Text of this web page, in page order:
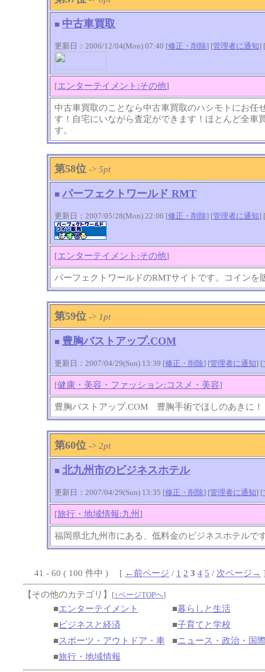
■ 中古車買取
更新日：2006/12/04(Mon) 07:40 [修正・削除] [管理者に通知]
[エンターテイメント:その他]
中古車買取のことなら中古車買取のハシモトにお任
す！自宅にいながら査定ができます！ほとんど全車
す。
第58位 ->5pt
■ パーフェクトワールド RMT
更新日：2007/05/28(Mon) 22:06 [修正・削除] [管理者に通知]
[エンターテイメント:その他]
パーフェクトワールドのRMTサイトです。コインを
第59位 -> 1pt
■ 豊胸バストアップ.COM
更新日：2007/04/29(Sun) 13:39 [修正・削除] [管理者に通知] [
[健康・美容・ファッション:コスメ・美容]
豊胸バストアップ.COM 豊胸手術でほしのあきに！
第60位 ->2pt
■ 北九州市のビジネスホテル
更新日：2007/04/29(Sun) 13:35 [修正・削除] [管理者に通知] [
[旅行・地域情報:九州]
福岡県北九州市にある、低料金のビジネスホテルで
41 - 60 ( 100 件中 ) [ ←前ページ / 1 2 3 4 5 / 次ページ→
【その他のカテゴリ】 [↑ページTOPへ]
■エンターテイメント ■暮らしと生活
■ ビジネスと経済 ■子育てと学校
■スポーツ・アウトドア・車 ■ニュース・政治・国
■旅行・地域情報